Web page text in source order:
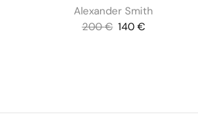
Alexander Smith
200€ 140 €